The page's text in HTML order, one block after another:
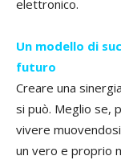
elettronico.
Un modello di
futuro
Creare una
si può. Meglio se,
vivere
un vero e proprio